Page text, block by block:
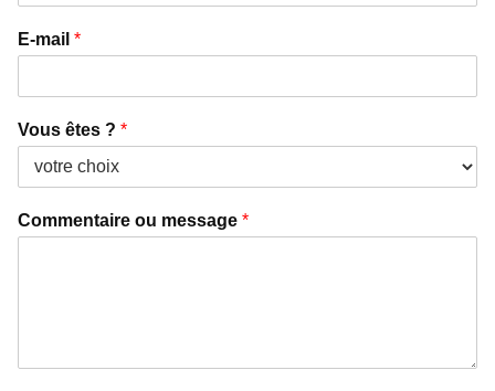
E-mail *
Vous êtes ? *
Commentaire ou message *